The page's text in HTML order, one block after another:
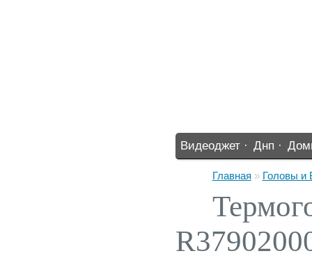
Видеоджет · Днп ·
Главная » Головы и